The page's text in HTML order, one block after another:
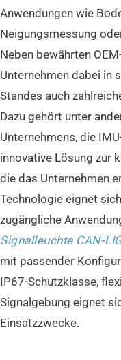
Anwendungen wie
Neigungsmessung
Neben bewährten
Unternehmen dabei in
Standes auch
Dazu gehört unter
Unternehmens, die
innovative Lösung zur
die das Unternehmen
Technologie eignet
zugängliche
Signalleuchte CAN-
mit passender
IP67-Schutzklasse,
Signalgebung eignet
Einsatzzwecke.